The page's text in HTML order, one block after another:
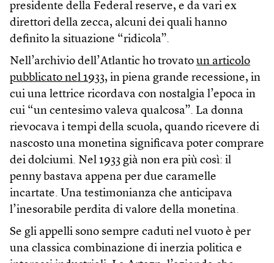
presidente della Federal reserve, e da vari ex
direttori della zecca, alcuni dei quali hanno
definito la situazione “ridicola”.
Nell’archivio dell’Atlantic ho trovato un articolo
pubblicato nel 1933, in piena grande recessione, in
cui una lettrice ricordava con nostalgia l’epoca in
cui “un centesimo valeva qualcosa”. La donna
rievocava i tempi della scuola, quando ricevere di
nascosto una monetina significava poter comprare
dei dolciumi. Nel 1933 già non era più così: il
penny bastava appena per due caramelle
incartate. Una testimonianza che anticipava
l’inesorabile perdita di valore della monetina.
Se gli appelli sono sempre caduti nel vuoto è per
una classica combinazione di inerzia politica e